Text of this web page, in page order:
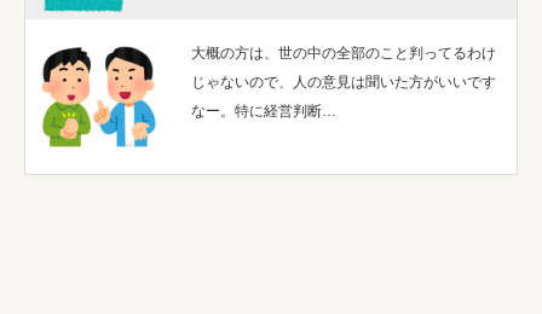
大概の方は、世の中の全部のこと判ってるわけ
じゃないので、人の意見は聞いた方がいいです
なー。特に経営判断…